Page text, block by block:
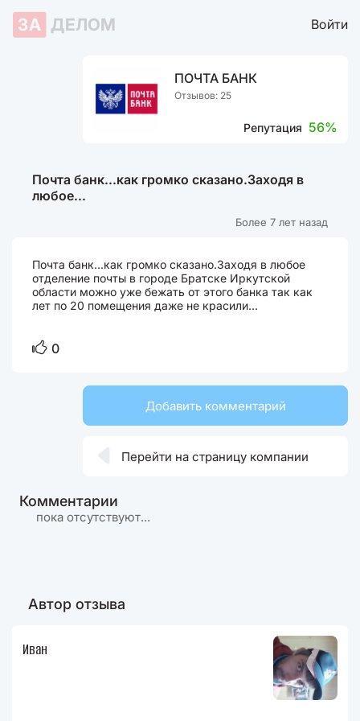
ЗА ДЕЛОМ Войти
ПОЧТА БАНК
Отзывов: 25
Репутация 56%
Почта банк...как громко сказано.Заходя в
любое...
Более 7 лет назад
Почта банк...как громко сказано.Заходя в любое
отделение почты в городе Братске Иркутской
области можно уже бежать от этого банка так как
лет по 20 помещения даже не красили...
0
Добавить комментарий
Перейти на страницу компании
Комментарии
пока отсутствуют...
Автор отзыва
Иван